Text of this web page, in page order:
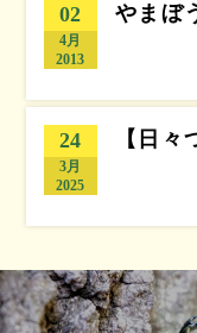
02
4月
2013
やまぼ
24
3月
2025
【日